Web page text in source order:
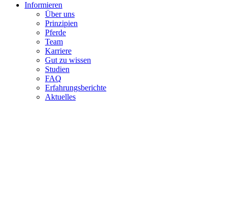
Informieren
Über uns
Prinzipien
Pferde
Team
Karriere
Gut zu wissen
Studien
FAQ
Erfahrungsberichte
Aktuelles